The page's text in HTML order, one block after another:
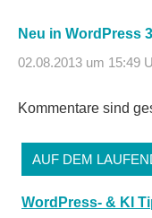
Neu in WordPress
02.08.2013 um 15:49
Kommentare sind
AUF DEM
WordPress- & KI